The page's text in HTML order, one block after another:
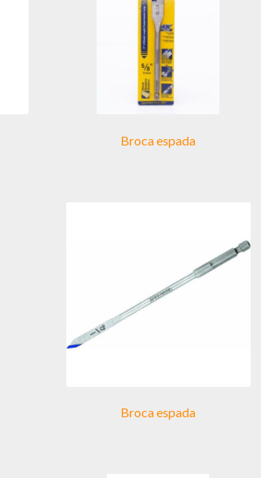
Broca espada
Broca espada